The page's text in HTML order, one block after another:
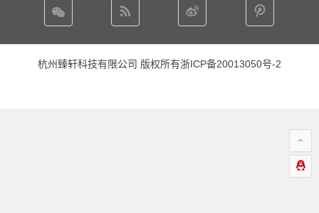
杭州臻轩科技有限公司 版权所有浙ICP备20013050号-2